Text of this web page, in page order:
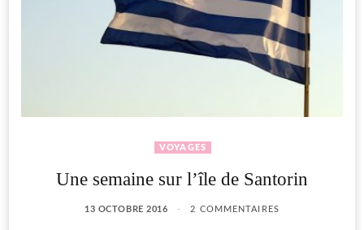
VOYAGES
Une semaine sur l’île de Santorin
13 OCTOBRE 2016 2 COMMENTAIRES